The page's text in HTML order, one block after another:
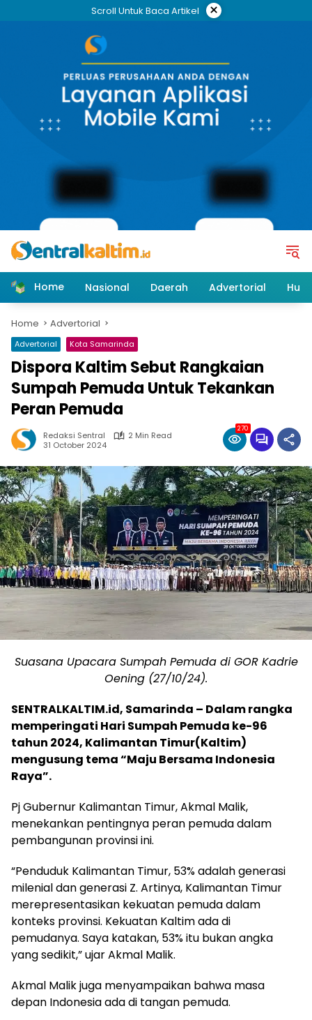
Scroll Untuk Baca Artikel ×
Home Nasional Daerah Advertorial
Home Advertorial
Advertorial Kota Samarinda
Dispora Kaltim Sebut Rangkaian
Sumpah Pemuda Untuk Tekankan
Peran Pemuda
Redaksi Sentral
2 Min Read
31 October 2024
270
Suasana Upacara Sumpah Pemuda di GOR Kadrie
Oening (27/10/24).
SENTRALKALTIM.id, Samarinda – Dalam rangka
memperingati Hari Sumpah Pemuda ke-96
tahun 2024, Kalimantan Timur(Kaltim)
mengusung tema “Maju Bersama Indonesia
Raya”.
Pj Gubernur Kalimantan Timur, Akmal Malik,
menekankan pentingnya peran pemuda dalam
pembangunan provinsi ini.
“Penduduk Kalimantan Timur, 53% adalah generasi
milenial dan generasi Z. Artinya, Kalimantan Timur
merepresentasikan kekuatan pemuda dalam
konteks provinsi. Kekuatan Kaltim ada di
pemudanya. Saya katakan, 53% itu bukan angka
yang sedikit,” ujar Akmal Malik.
Akmal Malik juga menyampaikan bahwa masa
depan Indonesia ada di tangan pemuda.